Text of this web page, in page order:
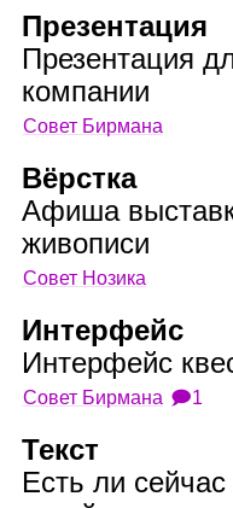
Презентация
Презентация
компании
Совет Бирмана
Вёрстка
Афиша
живописи
Совет Нозика
Интерфейс
Интерфейс
Совет Бирмана 🗩1
Текст
Есть ли